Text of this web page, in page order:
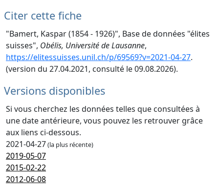
Citer cette fiche
"Bamert, Kaspar (1854 - 1926)", Base de données "élites
suisses", Obélis, Université de Lausanne,
https://elitessuisses.unil.ch/p/69569?v=2021-04-27.
(version du 27.04.2021, consulté le 09.08.2026).
Versions disponibles
Si vous cherchez les données telles que consultées à
une date antérieure, vous pouvez les retrouver grâce
aux liens ci-dessous.
2021-04-27(la plus récente)
2019-05-07
2015-02-22
2012-06-08